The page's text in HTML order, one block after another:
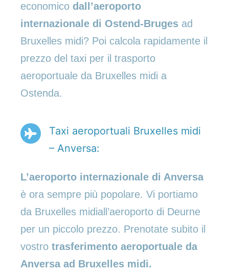
economico dall’aeroporto
internazionale di Ostend-Bruges ad
Bruxelles midi? Poi calcola rapidamente il
prezzo del taxi per il trasporto
aeroportuale da Bruxelles midi a
Ostenda.
Taxi aeroportuali Bruxelles midi
– Anversa:
L’aeroporto internazionale di Anversa
è ora sempre più popolare. Vi portiamo
da Bruxelles midiall’aeroporto di Deurne
per un piccolo prezzo. Prenotate subito il
vostro trasferimento aeroportuale da
Anversa ad Bruxelles midi.